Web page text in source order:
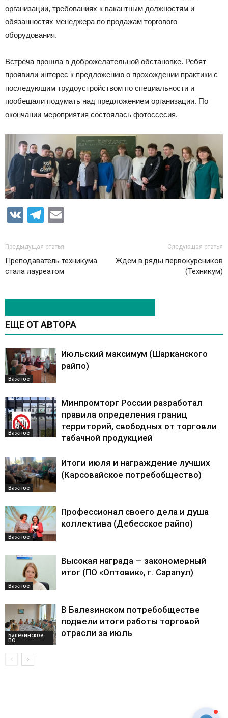
организации, требованиях к вакантным должностям и
обязанностях менеджера по продажам торгового
оборудования.
Встреча прошла в доброжелательной обстановке. Ребят
проявили интерес к предложению о прохождении практики с
последующим трудоустройством по специальности и
пообещали подумать над предложением организации. По
окончании мероприятия состоялась фотоссесия.
VK Telegram
Предыдущая статья
Преподаватель техникума
стала лауреатом
Следующая статья
Ждём в ряды первокурсников
(Техникум)
ЕЩЕ ОТ АВТОРА
Важное
Июльский максимум (Шарканского
райпо)
Важное
Минпромторг России разработал
правила определения границ
территорий, свободных от торговли
табачной продукцией
Важное
Итоги июля и награждение лучших
(Карсовайское потребобщество)
Важное
Профессионал своего дела и душа
коллектива (Дебесское райпо)
Важное
Высокая награда — закономерный
итог (ПО «Оптовик», г. Сарапул)
Балезинское
ПО
В Балезинском потребобществе
подвели итоги работы торговой
отрасли за июль